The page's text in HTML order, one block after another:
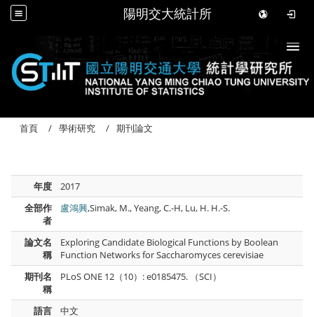
陽明交大統計所
首頁 學術研究 期刊論文
年度
2017
全部作
者
盧鴻興,Simak, M., Yeang, C.-H, Lu, H. H.-S.
論文名
稱
Exploring Candidate Biological Functions by Boolean
Function Networks for Saccharomyces cerevisiae
期刊名
稱
PLoS ONE 12（10）: e0185475. （SCI）
語言
中文